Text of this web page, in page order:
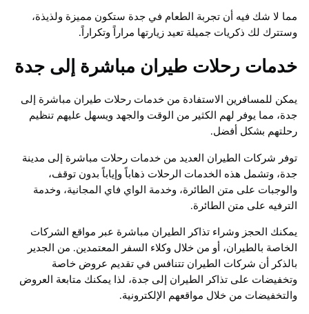
مما لا شك فيه أن تجربة الطعام في جدة ستكون مميزة ولذيذة،
وستترك لك ذكريات جميلة تعيد زيارتها مراراً وتكراراً.
خدمات رحلات طيران مباشرة إلى جدة
يمكن للمسافرين الاستفادة من خدمات رحلات طيران مباشرة إلى
جدة، مما يوفر لهم الكثير من الوقت والجهد ويسهل عليهم تنظيم
رحلتهم بشكل أفضل.
توفر شركات الطيران العديد من خدمات رحلات مباشرة إلى مدينة
جدة، وتشمل هذه الخدمات الرحلات ذهاباً وإياباً بدون توقف،
والوجبات على متن الطائرة، وخدمة الواي فاي المجانية، وخدمة
الترفيه على متن الطائرة.
يمكنك الحجز وشراء تذاكر الطيران مباشرة عبر مواقع الشركات
الخاصة بالطيران، أو من خلال وكلاء السفر المعتمدين. من الجدير
بالذكر أن شركات الطيران تتنافس في تقديم عروض خاصة
وتخفيضات على تذاكر الطيران إلى جدة، لذا يمكنك متابعة العروض
والتخفيضات من خلال مواقعهم الإلكترونية.